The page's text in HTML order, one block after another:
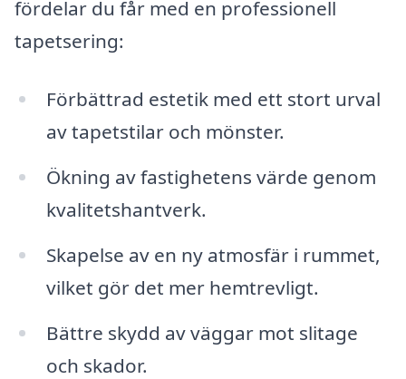
fördelar du får med en professionell
tapetsering:
Förbättrad estetik med ett stort urval
av tapetstilar och mönster.
Ökning av fastighetens värde genom
kvalitetshantverk.
Skapelse av en ny atmosfär i rummet,
vilket gör det mer hemtrevligt.
Bättre skydd av väggar mot slitage
och skador.